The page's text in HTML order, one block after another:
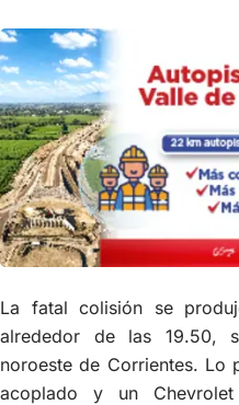
La fatal colisión se
alrededor de las 19.50,
noroeste de Corrientes. Lo
acoplado y un